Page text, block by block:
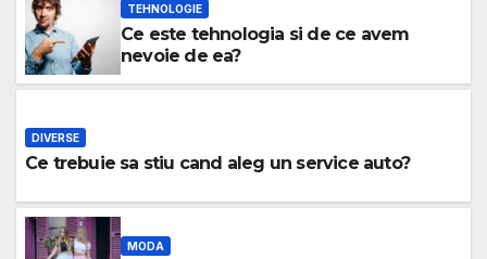
TEHNOLOGIE
Ce este tehnologia si de ce avem
nevoie de ea?
DIVERSE
Ce trebuie sa stiu cand aleg un service auto?
MODA